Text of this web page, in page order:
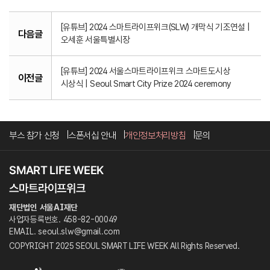
다음글
[유튜브] 2024 스마트라이프위크(SLW) 개막식 기조연설 |
오세훈 서울특별시장
이전글
[유튜브] 2024 서울스마트라이프위크 스마트도시상
시상식 | Seoul Smart City Prize 2024 ceremony
부스 참가 신청 스폰서십 안내 개인정보처리방침 문의
재단법인 서울AI재단
사업자등록번호. 458-82-00049
EMAIL. seoul.slw@gmail.com
COPYRIGHT 2025 SEOUL SMART LIFE WEEK All Rights Reserved.